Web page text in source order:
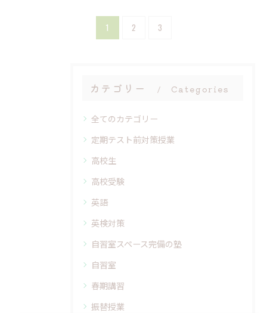
1 2 3
カテゴリー Categories
全てのカテゴリー
定期テスト前対策授業
高校生
高校受験
英語
英検対策
自習室スペース完備の塾
自習室
春期講習
振替授業